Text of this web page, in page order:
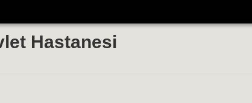
Hastanesi